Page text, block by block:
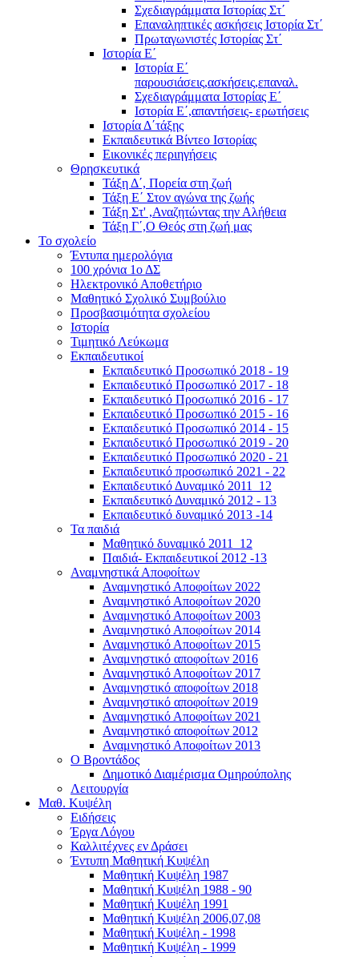
Σχεδιαγράμματα Ιστορίας Στ΄
Επαναληπτικές ασκήσεις Ιστορία Στ΄
Πρωταγωνιστές Ιστορίας Στ΄
Ιστορία Ε΄
Ιστορία Ε΄
παρουσιάσεις,ασκήσεις,επαναλ.
Σχεδιαγράμματα Ιστορίας Ε΄
Ιστορία Ε΄,απαντήσεις- ερωτήσεις
Ιστορία Δ΄τάξης
Εκπαιδευτικά Βίντεο Ιστορίας
Εικονικές περιηγήσεις
Θρησκευτικά
Τάξη Δ΄, Πορεία στη ζωή
Τάξη Ε΄ Στον αγώνα της ζωής
Τάξη Στ' ,Αναζητώντας την Αλήθεια
Τάξη Γ΄,Ο Θεός στη ζωή μας
Το σχολείο
Έντυπα ημερολόγια
100 χρόνια 1ο ΔΣ
Ηλεκτρονικό Αποθετήριο
Μαθητικό Σχολικό Συμβούλιο
Προσβασιμότητα σχολείου
Ιστορία
Τιμητικό Λεύκωμα
Εκπαιδευτικοί
Εκπαιδευτικό Προσωπικό 2018 - 19
Εκπαιδευτικό Προσωπικό 2017 - 18
Εκπαιδευτικό Προσωπικό 2016 - 17
Εκπαιδευτικό Προσωπικό 2015 - 16
Εκπαιδευτικό Προσωπικό 2014 - 15
Εκπαιδευτικό Προσωπικό 2019 - 20
Εκπαιδευτικό Προσωπικό 2020 - 21
Εκπαιδευτικό προσωπικό 2021 - 22
Εκπαιδευτικό Δυναμικό 2011_12
Εκπαιδευτικό Δυναμικό 2012 - 13
Εκπαιδευτικό δυναμικό 2013 -14
Τα παιδιά
Μαθητικό δυναμικό 2011_12
Παιδιά- Εκπαιδευτικοί 2012 -13
Αναμνηστικά Αποφοίτων
Αναμνηστικό Αποφοίτων 2022
Αναμνηστικό Αποφοίτων 2020
Αναμνηστικό Αποφοίτων 2003
Αναμνηστικό Αποφοίτων 2014
Αναμνηστικό Αποφοίτων 2015
Αναμνηστικό αποφοίτων 2016
Αναμνηστικό Αποφοίτων 2017
Αναμνηστικό αποφοίτων 2018
Αναμνηστικό αποφοίτων 2019
Αναμνηστικό Αποφοίτων 2021
Αναμνηστικό αποφοίτων 2012
Αναμνηστικό Αποφοίτων 2013
Ο Βροντάδος
Δημοτικό Διαμέρισμα Ομηρούπολης
Λειτουργία
Μαθ. Κυψέλη
Ειδήσεις
Έργα Λόγου
Καλλιτέχνες εν Δράσει
Έντυπη Μαθητική Κυψέλη
Μαθητική Κυψέλη 1987
Μαθητική Κυψέλη 1988 - 90
Μαθητική Κυψέλη 1991
Μαθητική Κυψέλη 2006,07,08
Μαθητική Κυψέλη - 1998
Μαθητική Κυψέλη - 1999